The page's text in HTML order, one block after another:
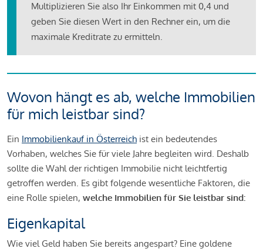
Multiplizieren Sie also Ihr Einkommen mit 0,4 und
geben Sie diesen Wert in den Rechner ein, um die
maximale Kreditrate zu ermitteln.
Wovon hängt es ab, welche Immobilien
für mich leistbar sind?
Ein Immobilienkauf in Österreich ist ein bedeutendes
Vorhaben, welches Sie für viele Jahre begleiten wird. Deshalb
sollte die Wahl der richtigen Immobilie nicht leichtfertig
getroffen werden. Es gibt folgende wesentliche Faktoren, die
eine Rolle spielen, welche Immobilien für Sie leistbar sind:
Eigenkapital
Wie viel Geld haben Sie bereits angespart? Eine goldene